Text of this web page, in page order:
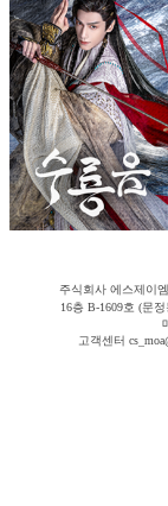
주식회사 에스제이
16층 B-1609호 (문
고객센터